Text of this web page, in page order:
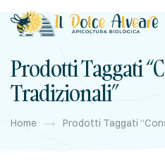
Prodotti Taggati
Tradizionali”
Home Prodotti Taggati